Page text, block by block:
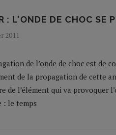
: L'ONDE DE CHOC SE
2011
de l’onde de choc est de
de la propagation de cette
de l’élément qui va provoquer
: le temps